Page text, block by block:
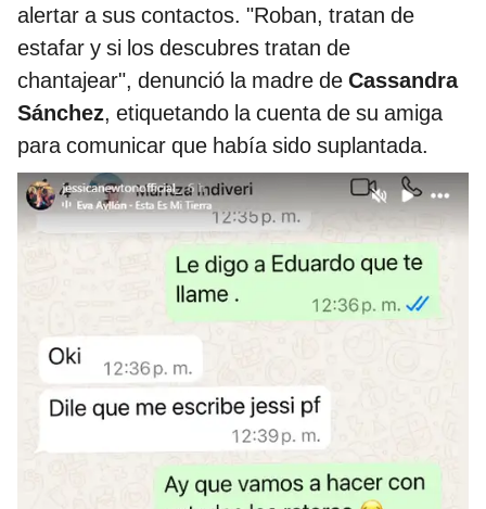
alertar a sus contactos. "Roban, tratan de
estafar y si los descubres tratan de
chantajear", denunció la madre de Cassandra
Sánchez, etiquetando la cuenta de su amiga
para comunicar que había sido suplantada.